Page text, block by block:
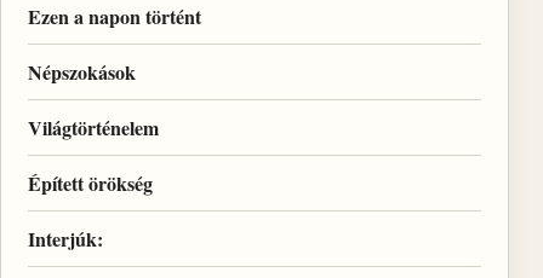
Ezen a napon történt
Népszokások
Világtörténelem
Épített örökség
Interjúk: